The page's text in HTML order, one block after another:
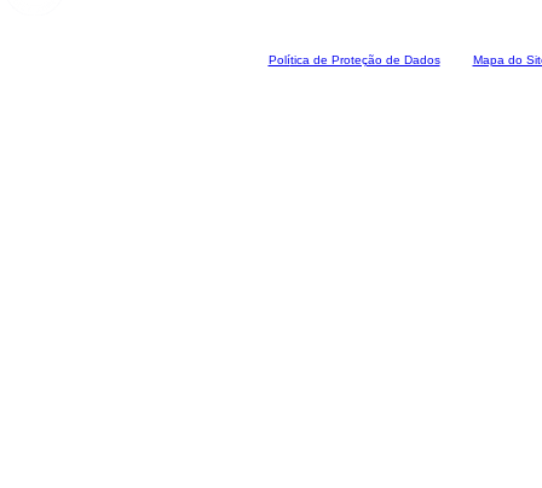
Política de Proteção de Dados Mapa do